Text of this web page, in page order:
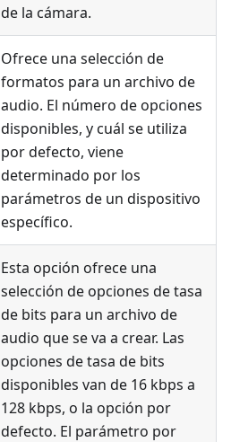
de la cámara.
Ofrece una selección de
formatos para un archivo de
audio. El número de opciones
disponibles, y cuál se utiliza
por defecto, viene
determinado por los
parámetros de un dispositivo
específico.
Esta opción ofrece una
selección de opciones de tasa
de bits para un archivo de
audio que se va a crear. Las
opciones de tasa de bits
disponibles van de 16 kbps a
128 kbps, o la opción por
defecto. El parámetro por